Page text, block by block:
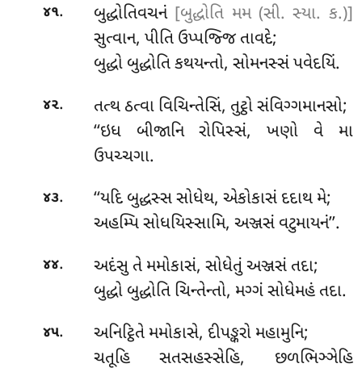
૪૧. બુદ્ધોતિવચનં [બુદ્ધોતિ મમ (સી. સ્યા. ક.)]
સુત્વાન, પીતિ ઉપ્પજ્જિ તાવદે;
બુદ્ધો બુદ્ધોતિ કથયન્તો, સોમનસ્સં પવેદયિં.
૪૨.
તત્થ ઠત્વા વિચિન્તેસિં, તુટ્ઠો સંવિગ્ગમાનસો;
‘‘ઇધ બીજાનિ રોપિસ્સં, ખણો વે મા
ઉપચ્ચગા.
૪૩.
‘‘યદિ બુદ્ધસ્સ સોધેથ, એકોકાસં દદાથ મે;
અહમ્પિ સોધયિસ્સામિ, અઞ્જસં વટુમાયનં’’.
૪૪. અદંસુતે મમોકાસં, સોધેતું અઞ્જસં તદા;
બુદ્ધો બુદ્ધોતિ ચિન્તેન્તો, મગ્ગં સોધેમહં તદા.
૪૫. અનિટ્ઠિતે મમોકાસે, દીપઙ્કરો મહામુનિ;
ચતૂહિ સતસહસ્સેહિ, છળભિઞ્ઞેહિ